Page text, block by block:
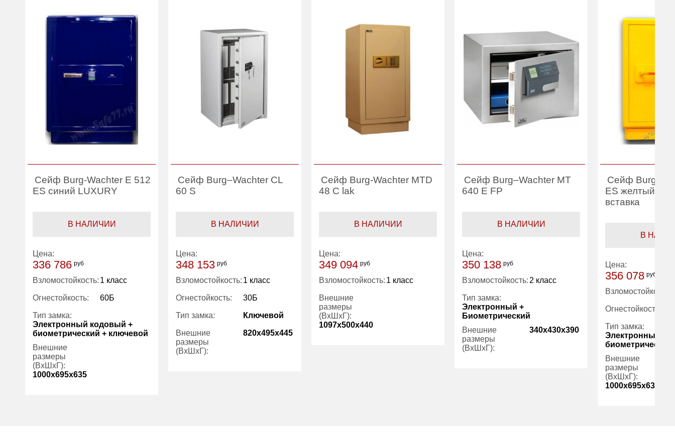
Сейф Burg-Wachter E 512
ES синий LUXURY
В НАЛИЧИИ
Цена:
336 786 руб
Взломостойкость: 1 класс
Огнестойкость: 60Б
Тип замка:
Электронный кодовый +
биометрический + ключевой
Внешние
размеры
(ВхШхГ):
1000x695x635
Сейф Burg–Wachter CL
60 S
В НАЛИЧИИ
Цена:
348 153 руб
Взломостойкость: 1 класс
Огнестойкость: 30Б
Тип замка: Ключевой
Внешние
размеры
(ВхШхГ):
820x495x445
Сейф Burg-Wachter MTD
48 C lak
В НАЛИЧИИ
Цена:
349 094 руб
Взломостойкость: 1 класс
Внешние
размеры
(ВхШхГ):
1097x500x440
Сейф Burg–Wachter MT
640 E FP
В НАЛИЧИИ
Цена:
350 138 руб
Взломостойкость: 2 класс
Тип замка:
Электронный +
Биометрический
Внешние
размеры
(ВхШхГ):
340x430x390
Сейф Burg-
ES желтый
вставка
В
Цена:
356 078 руб
Взломостойкость:
Огнестойкость:
Тип замка:
Электронный
Внешние
размеры
(ВхШхГ):
1000x695x635